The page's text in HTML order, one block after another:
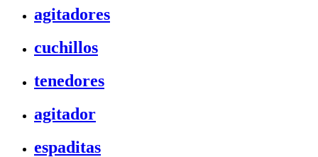
agitadores
cuchillos
tenedores
agitador
espaditas